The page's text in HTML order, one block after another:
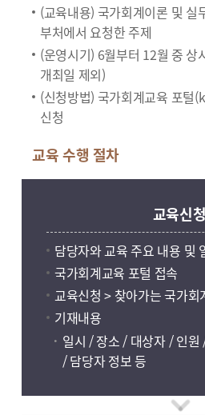
(교육내용) 국가회계이론 및 실
부처에서 요청한 주제
(운영시기) 6월부터 12월 중 상
개최일 제외)
(신청방법) 국가회계교육 포
신청
교육 수행 절차
교육신청
담당자와 교육 주요 내용 및
국가회계교육 포털 접속
교육신청 > 찾아가는 국가회
기재내용
일시 / 장소 / 대상자 / 인원
/ 담당자 정보 등